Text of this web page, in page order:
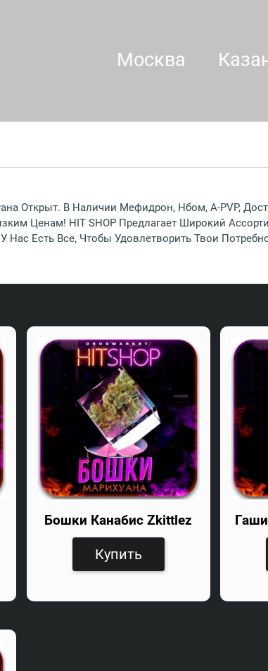
Москва
Открыт. В Наличии Мефидрон, Нбом, A-PVP,
Ценам! HIT SHOP Предлагает Широкий
Есть Все, Чтобы Удовлетворить Твои
Бошки Канабис Zkittlez
Купить